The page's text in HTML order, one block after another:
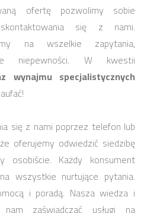
ofertę pozwolimy sobie
się z nami.
na wszelkie zapytania,
niepewności. W kwestii
wynajmu specjalistycznych
się z nami poprzez telefon lub
oferujemy odwiedzić siedzibę
osobiście. Każdy konsument
wszystkie nurtujące pytania.
i poradą. Nasza wiedza i
nam zaświadczać usługi na